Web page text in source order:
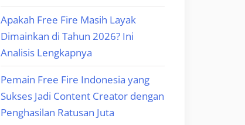
Apakah Free Fire Masih Layak
Dimainkan di Tahun 2026? Ini
Analisis Lengkapnya
Pemain Free Fire Indonesia yang
Sukses Jadi Content Creator dengan
Penghasilan Ratusan Juta